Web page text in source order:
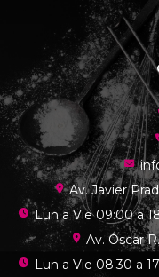
Av. Javier
Lun a Vie 09:00 a
Av. Óscar
Lun a Vie 08:30 a